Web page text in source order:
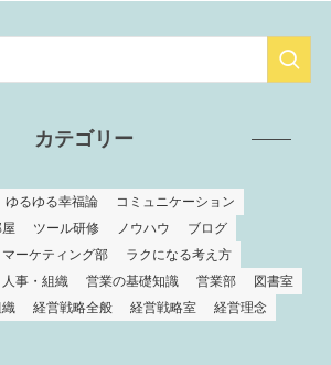
カテゴリー
ゆるゆる幸福論
コミュニケーション
ツール研修 ノウハウ
ブログ
マーケティング部
ラクになる考え方
人事・組織 営業の基礎知識 営業部
図書室
経営戦略全般 経営戦略室
経営理念